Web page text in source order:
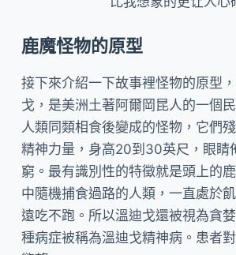
鹿魔怪物的原型
接下來介紹一下故事裡怪物的原型
戈，是美洲土著阿爾岡昆人的一個
人類同類相食後變成的怪物，它們
精神力量，身高20到30英尺，眼睛
窮。最有識別性的特徵就是頭上的
中隨機捕食過路的人類，一直處於
遠吃不跑。所以溫迪戈還被視為貪
種病症被稱為溫迪戈精神病。患者